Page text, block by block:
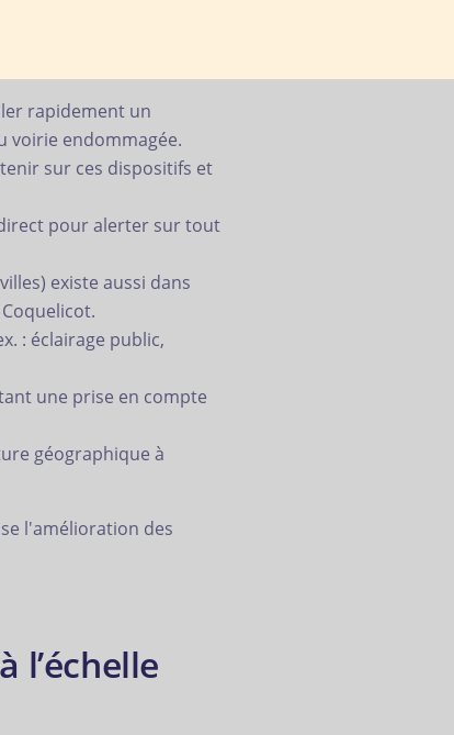
rapidement un
voirie endommagée.
sur ces dispositifs et
pour alerter sur tout
existe aussi dans
: éclairage public,
une prise en compte
géographique à
l'amélioration des
l’échelle